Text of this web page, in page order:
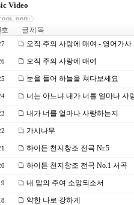
Video
호 글 제 목
오직 주의 사랑에 매여 - 영어가사
오직 주의 사랑에 매여
눈을 들어 하늘을 쳐다보세요
너는 아느냐 내가 너를 얼마나 사
내가 너를 얼마나 사랑하는지
가시나무
하이든 천지창조 전곡 Nr.5
하이든 천지창조 전곡 No.1 서곡
내 맘의 주여 소망되소서
약한 나로 강하게